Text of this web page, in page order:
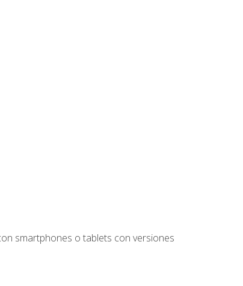
smartphones o tablets con versiones